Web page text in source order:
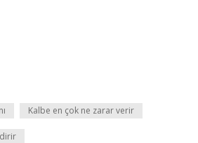
Kalbe en çok ne zarar verir